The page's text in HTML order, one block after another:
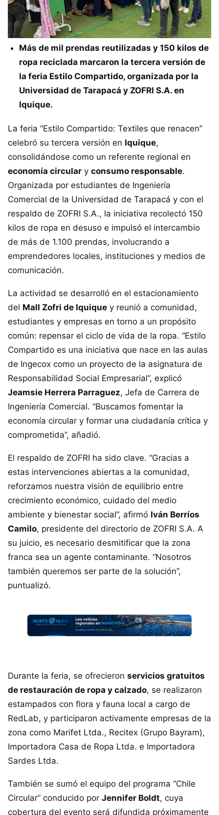
Más de mil prendas reutilizadas y 150 kilos de
ropa reciclada marcaron la tercera versión de
la feria Estilo Compartido, organizada por la
Universidad de Tarapacá y ZOFRI S.A. en
Iquique.
La feria “Estilo Compartido: Textiles que renacen”
celebró su tercera versión en Iquique,
consolidándose como un referente regional en
economía circular y consumo responsable.
Organizada por estudiantes de Ingeniería
Comercial de la Universidad de Tarapacá y con el
respaldo de ZOFRI S.A., la iniciativa recolectó 150
kilos de ropa en desuso e impulsó el intercambio
de más de 1.100 prendas, involucrando a
emprendedores locales, instituciones y medios de
comunicación.
La actividad se desarrolló en el estacionamiento
del Mall Zofri de Iquique y reunió a comunidad,
estudiantes y empresas en torno a un propósito
común: repensar el ciclo de vida de la ropa. “Estilo
Compartido es una iniciativa que nace en las aulas
de Ingecox como un proyecto de la asignatura de
Responsabilidad Social Empresarial”, explicó
Jeamsie Herrera Parraguez, Jefa de Carrera de
Ingeniería Comercial. “Buscamos fomentar la
economía circular y formar una ciudadanía crítica y
comprometida”, añadió.
El respaldo de ZOFRI ha sido clave. “Gracias a
estas intervenciones abiertas a la comunidad,
reforzamos nuestra visión de equilibrio entre
crecimiento económico, cuidado del medio
ambiente y bienestar social”, afirmó Iván Berríos
Camilo, presidente del directorio de ZOFRI S.A. A
su juicio, es necesario desmitificar que la zona
franca sea un agente contaminante. “Nosotros
también queremos ser parte de la solución”,
puntualizó.
Durante la feria, se ofrecieron servicios gratuitos
de restauración de ropa y calzado, se realizaron
estampados con flora y fauna local a cargo de
RedLab, y participaron activamente empresas de la
zona como Marifet Ltda., Recitex (Grupo Bayram),
Importadora Casa de Ropa Ltda. e Importadora
Sardes Ltda.
También se sumó el equipo del programa “Chile
Circular” conducido por Jennifer Boldt, cuya
cobertura del evento será difundida próximamente